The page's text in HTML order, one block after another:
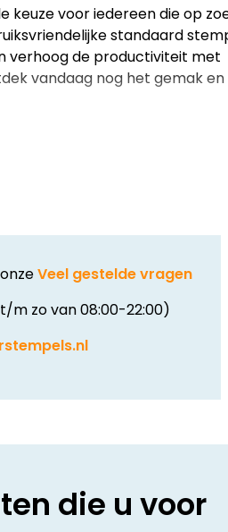
keuze voor iedereen die op
standaard
verhoog de productiviteit met
vandaag nog het gemak en
Veel gestelde vragen
m zo van 08:00-22:00)
die u voor